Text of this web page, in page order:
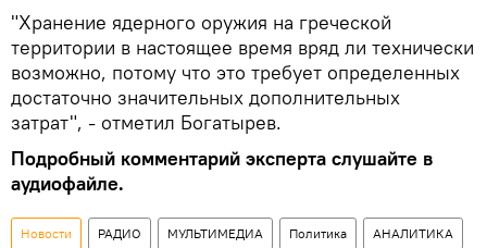
"Хранение ядерного оружия на греческой
территории в настоящее время вряд ли технически
возможно, потому что это требует определенных
достаточно значительных дополнительных
затрат", - отметил Богатырев.
Подробный комментарий эксперта слушайте в
аудиофайле.
Новости РАДИО МУЛЬТИМЕДИА Политика АНАЛИТИКА